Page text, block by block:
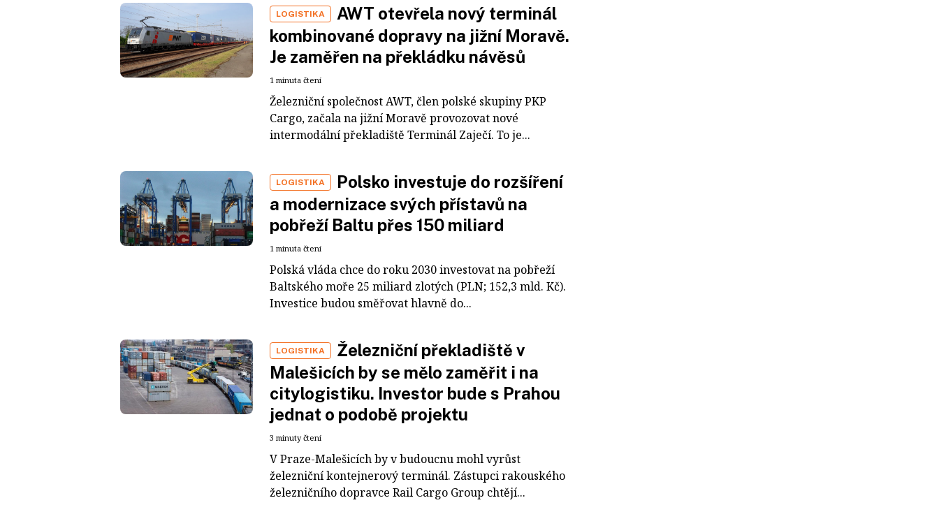
LOGISTIKA
AWT otevřela nový terminál
kombinované dopravy na jižní Moravě.
Je zaměřen na překládku návěsů
1 minuta čtení
Železniční společnost AWT, člen polské skupiny PKP
Cargo, začala na jižní Moravě provozovat nové
intermodální překladiště Terminál Zaječí. To je...
LOGISTIKA
Polsko investuje do rozšíření
a modernizace svých přístavů na
pobřeží Baltu přes 150 miliard
1 minuta čtení
Polská vláda chce do roku 2030 investovat na pobřeží
Baltského moře 25 miliard zlotých (PLN; 152,3 mld. Kč).
Investice budou směřovat hlavně do...
LOGISTIKA
Železniční překladiště v
Malešicích by se mělo zaměřit i na
citylogistiku. Investor bude s Prahou
jednat o podobě projektu
3 minuty čtení
V Praze-Malešicích by v budoucnu mohl vyrůst
železniční kontejnerový terminál. Zástupci rakouského
železničního dopravce Rail Cargo Group chtějí...